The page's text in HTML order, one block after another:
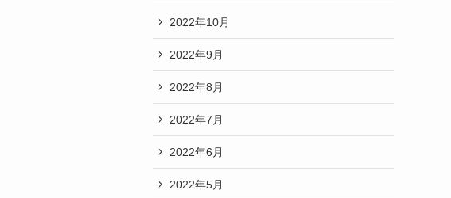
2022年10月
2022年9月
2022年8月
2022年7月
2022年6月
2022年5月